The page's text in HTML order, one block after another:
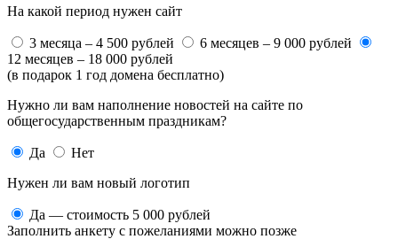
На какой период нужен сайт
3 месяца – 4 500 рублей
6 месяцев – 9 000 рублей
12 месяцев – 18 000 рублей
(в подарок 1 год домена бесплатно)
Нужно ли вам наполнение новостей на сайте по
общегосударственным праздникам?
Да
Нет
Нужен ли вам новый логотип
Да — стоимость 5 000 рублей
Заполнить анкету с пожеланиями можно позже